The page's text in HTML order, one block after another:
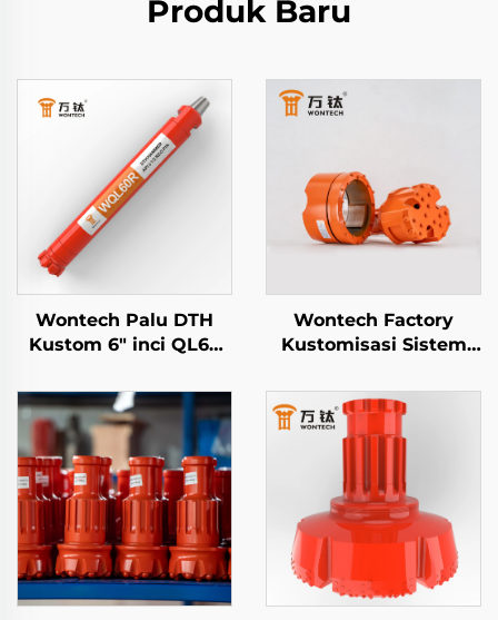
Produk Baru
Wontech Palu DTH
Kustom 6" inci QL60
REG PIN untuk sumur
air dan peledakan
Wontech Factory
Kustomisasi Sistem
Overburden
Koncentrik P168
Symmetrix 6" inci DTH
Pilot Bit dengan ring
bit